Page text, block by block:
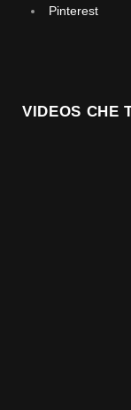
Pinterest
VIDEOS CHE